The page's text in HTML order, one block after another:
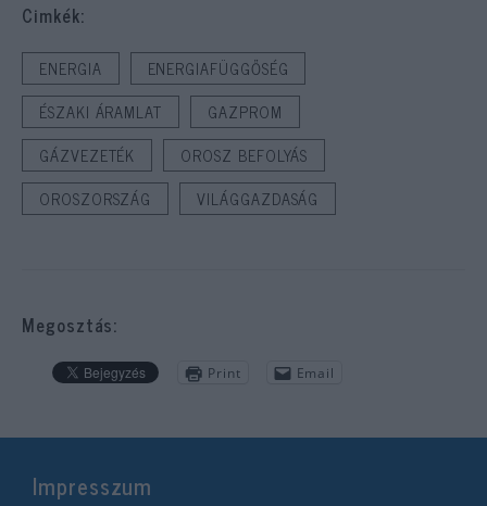
Cimkék:
ENERGIA
ENERGIAFÜGGŐSÉG
ÉSZAKI ÁRAMLAT
GAZPROM
GÁZVEZETÉK
OROSZ BEFOLYÁS
OROSZORSZÁG
VILÁGGAZDASÁG
Megosztás:
Print Email
Impresszum